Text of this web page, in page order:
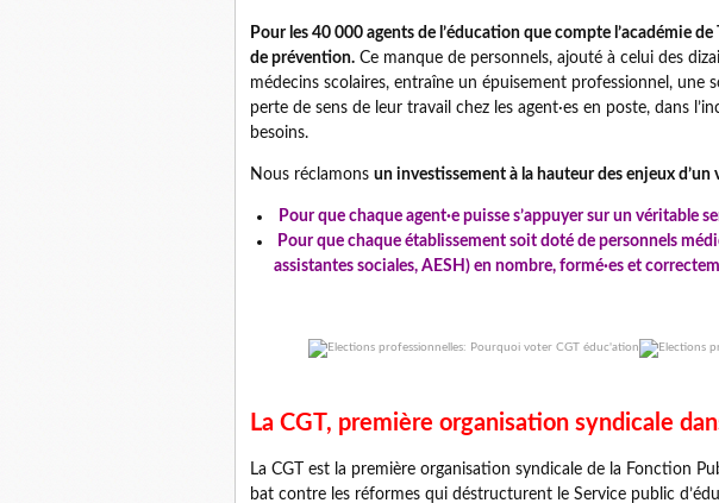
Pour les 40 000 agents de l’éducation que compte l’académie
de prévention. Ce manque de personnels, ajouté à celui des
médecins scolaires, entraîne un épuisement professionnel, une
perte de sens de leur travail chez les agent·es en poste, dans
besoins.
Nous réclamons un investissement à la hauteur des enjeux
Pour que chaque agent·e puisse s’appuyer sur un véritable
Pour que chaque établissement soit doté de personnels
assistantes sociales, AESH) en nombre, formé·es et
La CGT, première organisation syndicale
La CGT est la première organisation syndicale de la Fonction
bat contre les réformes qui déstructurent le Service public